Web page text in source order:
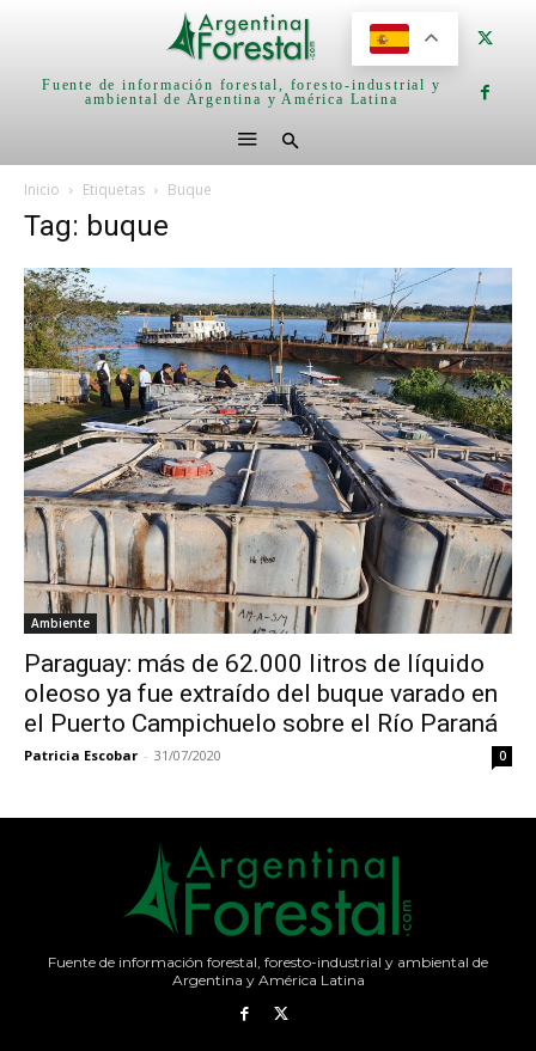
Fuente de información forestal, foresto-industrial y
ambiental de Argentina y América Latina
Inicio Etiquetas Buque
Tag: buque
Ambiente
Paraguay: más de 62.000 litros de líquido
oleoso ya fue extraído del buque varado en
el Puerto Campichuelo sobre el Río Paraná
Patricia Escobar - 31/07/2020 0
Fuente de información forestal, foresto-industrial y ambiental de
Argentina y América Latina